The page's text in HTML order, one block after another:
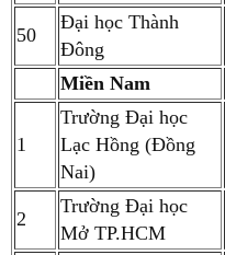
50
Đại học Thành
Đông
Miền Nam
1
Trường Đại học
Lạc Hồng (Đồng
Nai)
2
Trường Đại học
Mở TP.HCM